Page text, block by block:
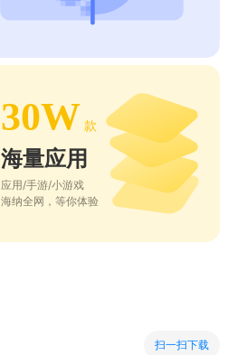
30W 款
海量应用
应用/手游/小游戏
海纳全网，等你体验
扫一扫下载